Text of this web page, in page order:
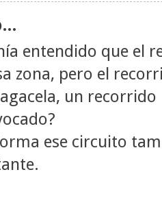
entendido que el
zona, pero el
un
ese circuito